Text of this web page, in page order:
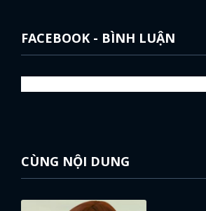
FACEBOOK - BÌNH LUẬN
CÙNG NỘI DUNG